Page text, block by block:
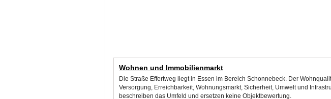
Wohnen und Immobilienmarkt
Die Straße Effertweg liegt in Essen im Bereich Schonnebeck. Der
Versorgung, Erreichbarkeit, Wohnungsmarkt, Sicherheit, Umwelt und
beschreiben das Umfeld und ersetzen keine Objektbewertung.